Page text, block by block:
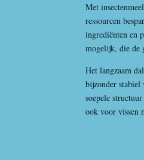
Met
ressourcen
ingrediënten en
mogelijk, die de
Het langzaam
bijzonder stabiel
soepele
ook voor vissen